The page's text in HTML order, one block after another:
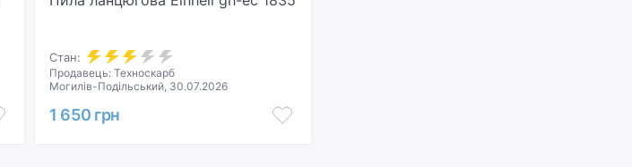
Стан:
Продавець: Техноскарб
Могилів-Подільський, 30.07.2026
1 650 грн